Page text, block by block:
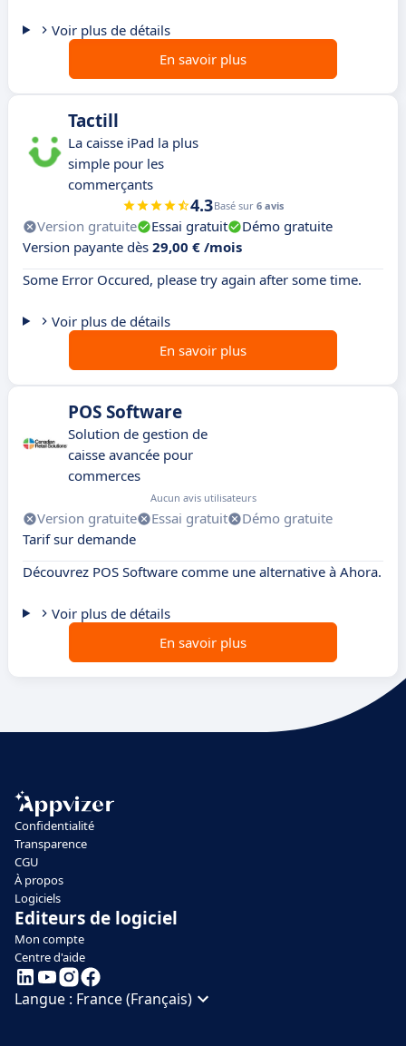
Voir plus de détails
En savoir plus
Tactill
La caisse iPad la plus
simple pour les
commerçants
4.3Basé sur 6 avis
Version gratuite Essai gratuit
Démo gratuite
Version payante dès 29,00 € /mois
Some Error Occured, please try again after some time.
Voir plus de détails
En savoir plus
POS Software
Solution de gestion de
caisse avancée pour
commerces
Aucun avis utilisateurs
Version gratuite Essai gratuit
Démo gratuite
Tarif sur demande
Découvrez POS Software comme une alternative à Ahora.
Voir plus de détails
En savoir plus
Confidentialité
Transparence
CGU
À propos
Logiciels
Editeurs de logiciel
Mon compte
Centre d'aide
Langue : France (Français)